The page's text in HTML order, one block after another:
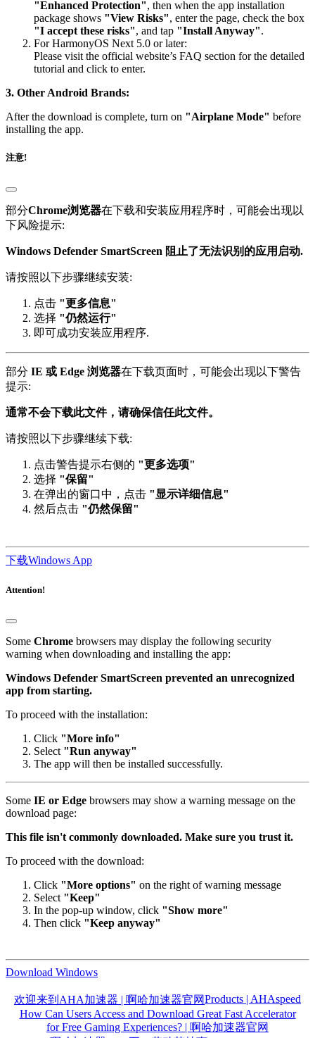
"Enhanced Protection", then when the app installation
package shows "View Risks", enter the page, check the box
"I accept these risks", and tap "Install Anyway".
For HarmonyOS Next 5.0 or later:
Please visit the official website’s FAQ section for the detailed
tutorial and click to enter.
3. Other Android Brands:
After the download is complete, turn on "Airplane Mode" before
installing the app.
注意!
部分Chrome浏览器在下载和安装应用程序时，可能会出现以
下风险提示:
Windows Defender SmartScreen 阻止了无法识别的应用启动.
请按照以下步骤继续安装:
点击 "更多信息"
选择 "仍然运行"
即可成功安装应用程序.
部分 IE 或 Edge 浏览器在下载页面时，可能会出现以下警告
提示:
通常不会下载此文件，请确保信任此文件。
请按照以下步骤继续下载:
点击警告提示右侧的 "更多选项"
选择 "保留"
在弹出的窗口中，点击 "显示详细信息"
然后点击 "仍然保留"
下载Windows App
Attention!
Some Chrome browsers may display the following security
warning when downloading and installing the app:
Windows Defender SmartScreen prevented an unrecognized
app from starting.
To proceed with the installation:
Click "More info"
Select "Run anyway"
The app will then be installed successfully.
Some IE or Edge browsers may show a warning message on the
download page:
This file isn't commonly downloaded. Make sure you trust it.
To proceed with the download:
Click "More options" on the right of warning message
Select "Keep"
In the pop-up window, click "Show more"
Then click "Keep anyway"
Download Windows
欢迎来到AHA加速器 | 啊哈加速器官网Products | AHAspeed
How Can Users Access and Download Great Fast Accelerator
for Free Gaming Experiences? | 啊哈加速器官网